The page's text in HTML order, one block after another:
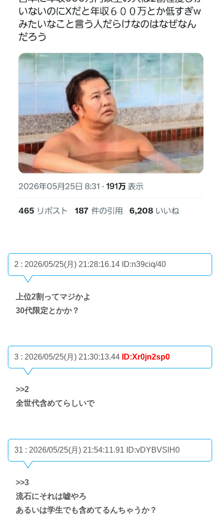
2 : 2026/05/25(月) 21:28:16.14 ID:n39ciq/40
上位2割ってマジかよ
30代限定とかか？
3 : 2026/05/25(月) 21:30:13.44 ID:Xr0jn2sp0
>>2
全世代含めてらしいで
31 : 2026/05/25(月) 21:54:11.91 ID:vDYBVSlH0
>>3
流石にそれは嘘やろ
あるいは学生でも含めてるんちゃうか？